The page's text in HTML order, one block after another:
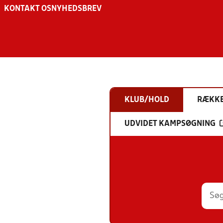
KONTAKT OS NYHEDSBREV
KLUB/HOLD
UDVIDET KAMPSØGNING